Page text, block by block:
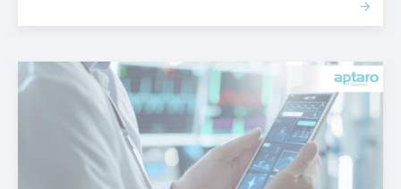
auslagern, können Sie sich mehr auf Ihre Stärken
überlassen.